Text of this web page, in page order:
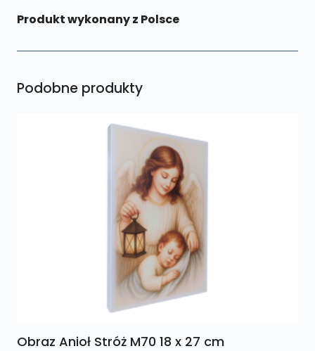
Produkt wykonany z Polsce
Podobne produkty
Obraz Anioł Stróż M70 18 x 27 cm